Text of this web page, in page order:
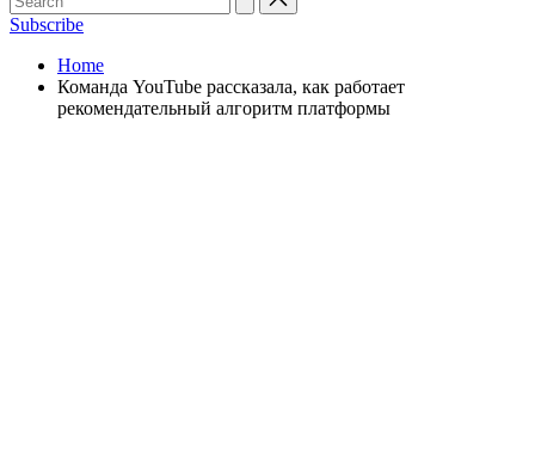
Subscribe
Home
Команда YouTube рассказала, как работает
рекомендательный алгоритм платформы